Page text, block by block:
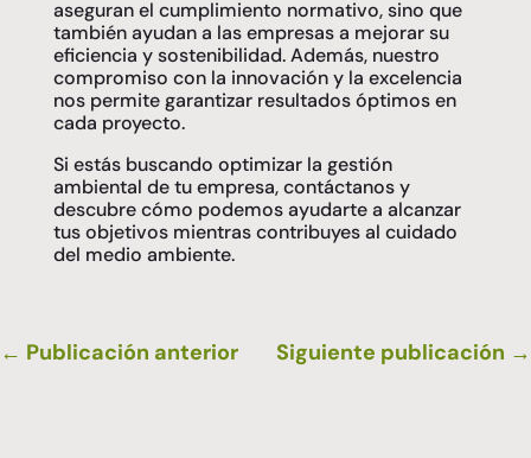
aseguran el cumplimiento normativo, sino que
también ayudan a las empresas a mejorar su
eficiencia y sostenibilidad. Además, nuestro
compromiso con la innovación y la excelencia
nos permite garantizar resultados óptimos en
cada proyecto.
Si estás buscando optimizar la gestión
ambiental de tu empresa, contáctanos y
descubre cómo podemos ayudarte a alcanzar
tus objetivos mientras contribuyes al cuidado
del medio ambiente.
← Publicación anterior Siguiente publicación →